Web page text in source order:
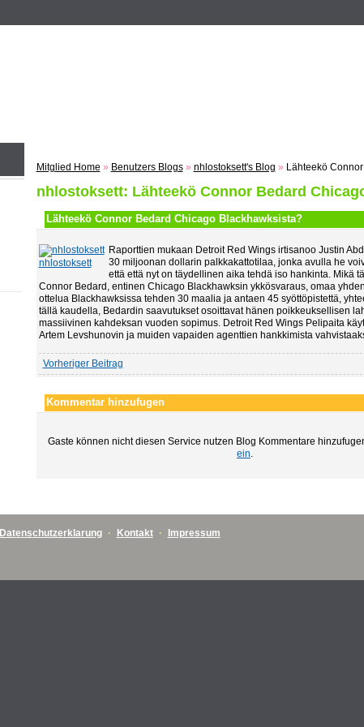
Mitglied Home » Benutzers Blogs» nhlostoksett's Blog » Lähteekö
nhlostoksett: Lähteekö Connor Bedard
Lähteekö Connor Bedard Chicago Blackhawksista?
nhlostoksett
Raporttien mukaan Detroit Red Wings irtisanoo Justin
30 miljoonan dollarin palkkakattotilaa, jonka avulla he
että että nyt on täydellinen aika tehdä iso hankinta. Mikä
Connor Bedard, entinen Chicago Blackhawksin ykkösvaraus, omaa
ottelua Blackhawksissa tehden 30 maalia ja antaen 45 syöttöpistettä,
tällä kaudella, Bedardin saavutukset osoittavat hänen poikkeuksellisen
massiivinen kahdeksan vuoden sopimus. Detroit Red Wings Pelipaita
Artem Levshunovin ja muiden vapaiden agenttien hankkimista
Vorheriger Beitrag
Kommentar hinzufugen
Gaste können nicht diesen Service nutzen Blog Kommentare
ein.
Datenschutzerklarung · Kontakt · Impressum